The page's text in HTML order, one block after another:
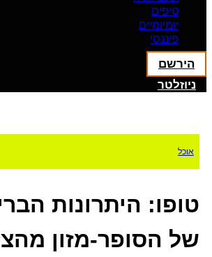
טיפים
יומיומיים
פיננסי
הירשם
ניוזלטר
אוכל
טופו: היתרונות
של הסופר-מזון